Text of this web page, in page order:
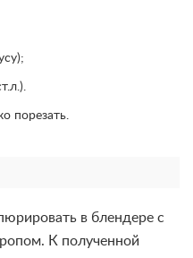
порезать.
в блендере с
К полученной